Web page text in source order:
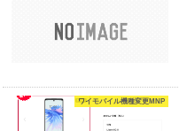
ワイモバイル機種変更MNP